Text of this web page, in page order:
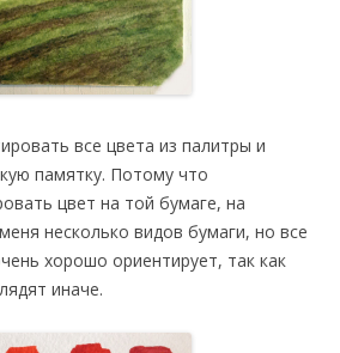
все цвета из палитры и
памятку. Потому что
цвет на той бумаге, на
несколько видов бумаги, но все
хорошо ориентирует, так как
иначе.